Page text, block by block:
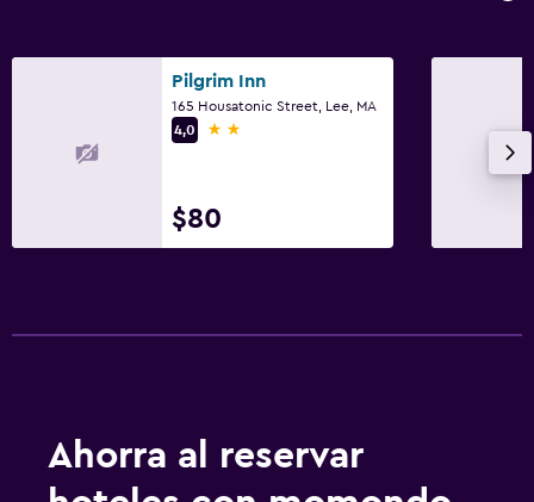
Pilgrim Inn
165 Housatonic Street, Lee, MA
4,0
2 estrellas
$80
Ahorra al reservar